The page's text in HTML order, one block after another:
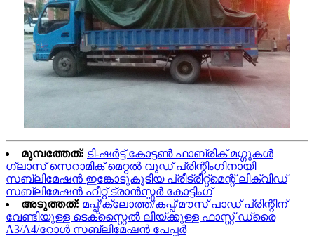
മുമ്പത്തേത്: ടി-ഷർട്ട് കോട്ടൺ ഫാബ്രിക് മഗ്ഗുകൾ
ഗ്ലാസ് സെറാമിക് മെറ്റൽ വുഡ് പ്രിന്റിംഗിനായി
സബ്ലിമേഷൻ ഇങ്കോടുകൂടിയ പ്രീട്രീറ്റ്മെന്റ് ലിക്വിഡ്
സബ്ലിമേഷൻ ഹീറ്റ് ട്രാൻസ്ഫർ കോട്ടിംഗ്
അടുത്തത്: മപ്പ്/ക്ലോത്ത്/കപ്പ്/മൗസ് പാഡ് പ്രിന്റിന്
വേണ്ടിയുള്ള ടെക്സ്റ്റൈൽ ലീയ്ക്കുള്ള ഫാസ്റ്റ് ഡ്രൈ
A3/A4/റോൾ സബ്ലിമേഷൻ പേപ്പർ